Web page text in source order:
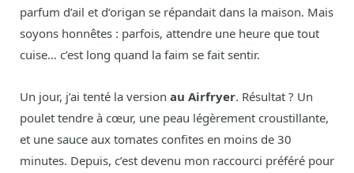
parfum d’ail et d’origan se répandait dans la maison. Mais
soyons honnêtes : parfois, attendre une heure que tout
cuise… c’est long quand la faim se fait sentir.
Un jour, j’ai tenté la version au Airfryer. Résultat ? Un
poulet tendre à cœur, une peau légèrement croustillante,
et une sauce aux tomates confites en moins de 30
minutes. Depuis, c’est devenu mon raccourci préféré pour